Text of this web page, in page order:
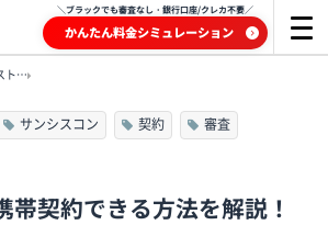
＼ブラックでも審査なし・銀行口座/クレカ不要／
かんたん料金シミュレーション
ト
サンシスコン 契約
審査
帯契約できる方法を解説！